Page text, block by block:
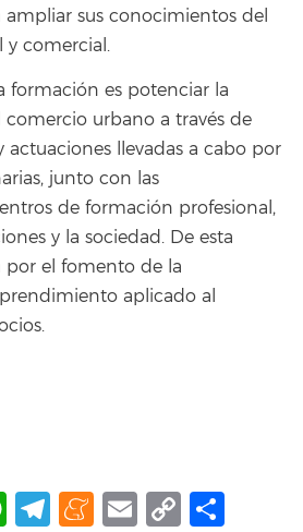
sus conocimientos del
y comercial.
formación es potenciar la
urbano a través de
actuaciones llevadas a cabo por
junto con las
de formación profesional,
y la sociedad. De esta
por el fomento de la
aplicado al
WhatsApp
Telegram
Meneame
Email
Copy